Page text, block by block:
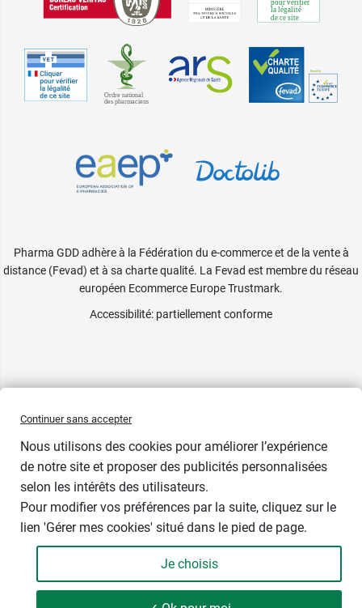
- +
Pharma GDD adhère à la Fédération du e-commerce et de la vente à
distance (Fevad) et à sa charte qualité. La Fevad est membre du réseau
européen Ecommerce Europe Trustmark.
Accessibilité: partiellement conforme
Continuer sans accepter
Nous utilisons des cookies pour améliorer l’expérience
de notre site et proposer des publicités personnalisées
selon les intérêts des utilisateurs.
Pour modifier vos préférences par la suite, cliquez sur le
lien 'Gérer mes cookies' situé dans le pied de page.
Je choisis